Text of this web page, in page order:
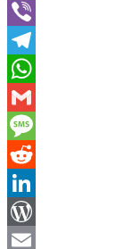
Twitter
Viber
Telegram
WhatsApp
Gmail
Message
Reddit
LinkedIn
WordPress